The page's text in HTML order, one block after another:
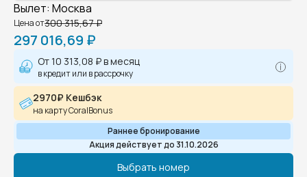
Вылет: Москва
Цена от300 315,67 ₽
297 016,69 ₽
От10 313,08 ₽в месяц
в кредит или в рассрочку
2970₽ Кешбэк
на карту CoralBonus
Раннее бронирование
Акция действует до 31.10.2026
Выбрать номер